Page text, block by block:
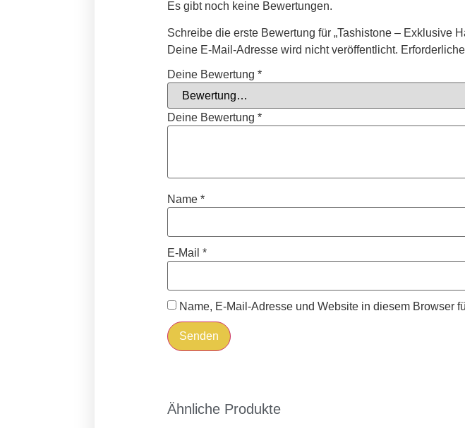
Es gibt noch keine Bewertungen.
Schreibe die erste Bewertung für „Tashistone – Exklusive
Deine E-Mail-Adresse wird nicht veröffentlicht.
Deine Bewertung*
Deine Bewertung*
Name*
E-Mail*
Name, E-Mail-Adresse und Website in diesem Browser
Ähnliche Produkte